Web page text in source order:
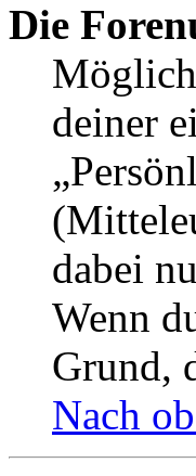
Die
deiner
dabei
Wenn
Grund,
Nach